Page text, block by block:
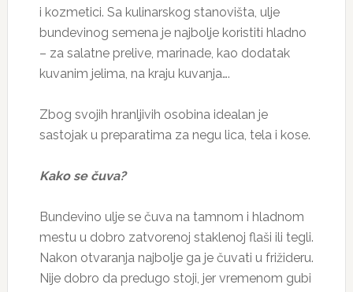
i kozmetici. Sa kulinarskog stanovišta, ulje
bundevinog semena je najbolje koristiti hladno
– za salatne prelive, marinade, kao dodatak
kuvanim jelima, na kraju kuvanja….
Zbog svojih hranljivih osobina idealan je
sastojak u preparatima za negu lica, tela i kose.
Kako se čuva?
Bundevino ulje se čuva na tamnom i hladnom
mestu u dobro zatvorenoj staklenoj flaši ili tegli.
Nakon otvaranja najbolje ga je čuvati u frižideru.
Nije dobro da predugo stoji, jer vremenom gubi